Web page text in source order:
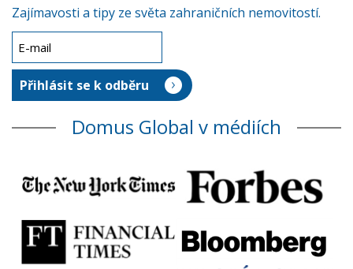
Zajímavosti a tipy ze světa zahraničních nemovitostí.
Domus Global v médiích